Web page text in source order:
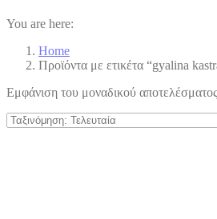
You are here:
Home
Προϊόντα με ετικέτα “gyalina
Εμφάνιση του μοναδικού αποτελέσματος